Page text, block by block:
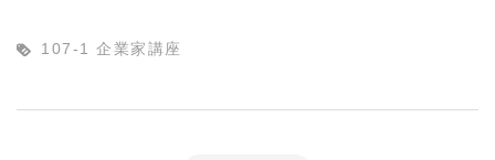
107-1 企業家講座